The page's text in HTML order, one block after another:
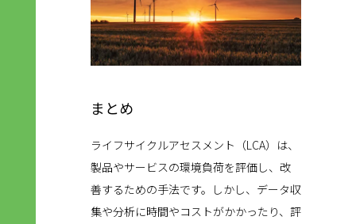
まとめ
ライフサイクルアセスメント（LCA）は、
製品やサービスの環境負荷を評価し、改
善するための手法です。しかし、データ収
集や分析に時間やコストがかかったり、評